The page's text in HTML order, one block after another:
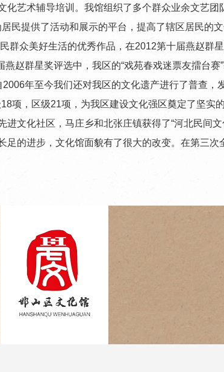
艺术辅导培训。我馆组织了多个群众业余文艺团
居民提供了活动和展示的平台，提高了辖区居民
众美好生活的优秀作品，在2012第十届燕赵群
赵群星奖评选中，我区的“戏苑春戏迷票友擂台
年至今我们还对我区的文化遗产进行了普查
项，区级21项，为我区建设文化强区奠定了坚实的
文化社区，马庄乡和北张庄镇获得了“河北民间文
的进步，文化馆面貌有了很大的改变。在第三